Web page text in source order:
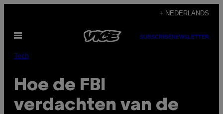
de
inhoud
+ NEDERLANDS
Open
SUBSCRIBENEWSLETTER
Tech
Hoe de FBI
verdachten van de